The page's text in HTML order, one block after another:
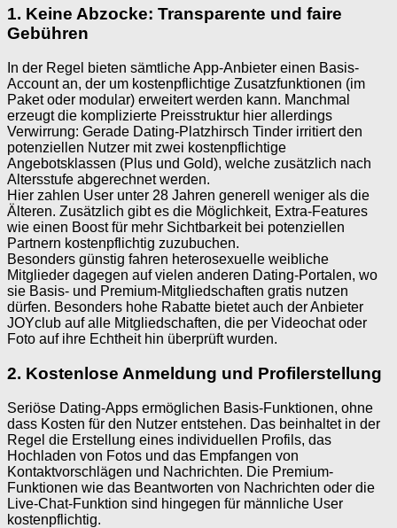
1. Keine Abzocke: Transparente und faire
Gebühren
In der Regel bieten sämtliche App-Anbieter einen Basis-
Account an, der um kostenpflichtige Zusatzfunktionen (im
Paket oder modular) erweitert werden kann. Manchmal
erzeugt die komplizierte Preisstruktur hier allerdings
Verwirrung: Gerade Dating-Platzhirsch Tinder irritiert den
potenziellen Nutzer mit zwei kostenpflichtige
Angebotsklassen (Plus und Gold), welche zusätzlich nach
Altersstufe abgerechnet werden.
Hier zahlen User unter 28 Jahren generell weniger als die
Älteren. Zusätzlich gibt es die Möglichkeit, Extra-Features
wie einen Boost für mehr Sichtbarkeit bei potenziellen
Partnern kostenpflichtig zuzubuchen.
Besonders günstig fahren heterosexuelle weibliche
Mitglieder dagegen auf vielen anderen Dating-Portalen, wo
sie Basis- und Premium-Mitgliedschaften gratis nutzen
dürfen. Besonders hohe Rabatte bietet auch der Anbieter
JOYclub auf alle Mitgliedschaften, die per Videochat oder
Foto auf ihre Echtheit hin überprüft wurden.
2. Kostenlose Anmeldung und Profilerstellung
Seriöse Dating-Apps ermöglichen Basis-Funktionen, ohne
dass Kosten für den Nutzer entstehen. Das beinhaltet in der
Regel die Erstellung eines individuellen Profils, das
Hochladen von Fotos und das Empfangen von
Kontaktvorschlägen und Nachrichten. Die Premium-
Funktionen wie das Beantworten von Nachrichten oder die
Live-Chat-Funktion sind hingegen für männliche User
kostenpflichtig.